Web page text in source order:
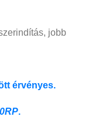
jobb
érvényes.
.